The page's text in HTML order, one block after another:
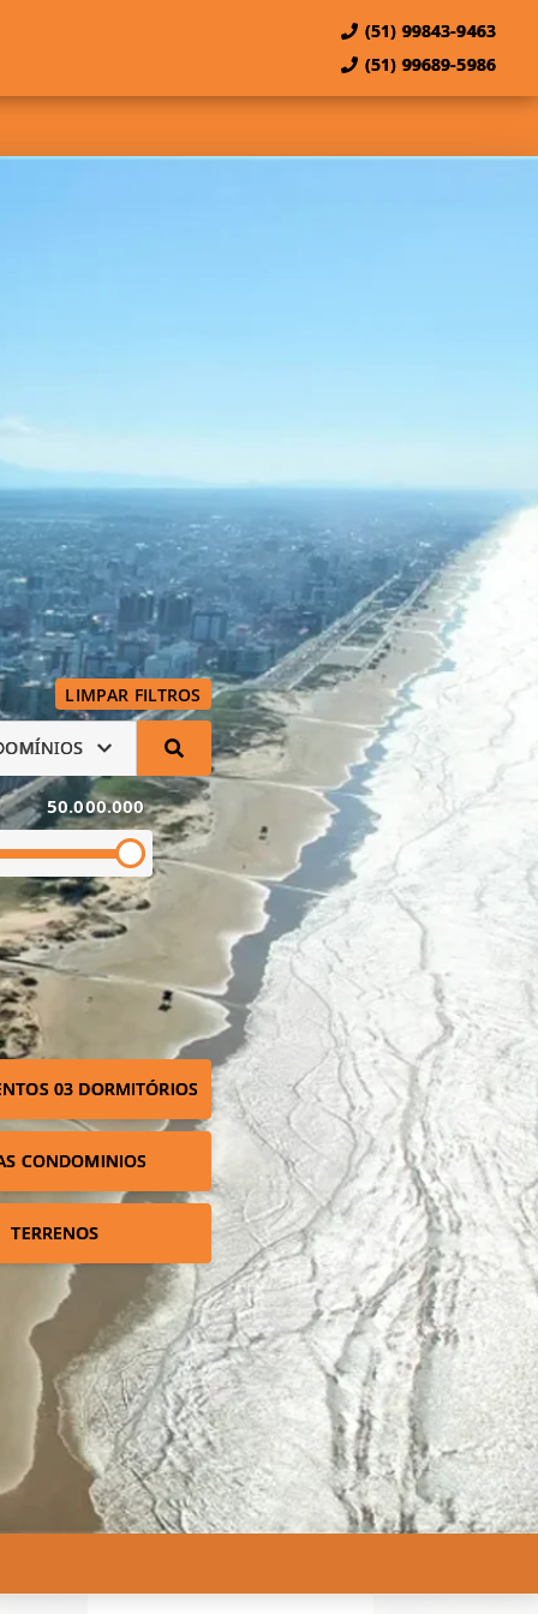
(51) 99843-9463
(51) 99689-5986
LIMPAR FILTROS
50.000.000
03 DORMITÓRIOS
CONDOMINIOS
TERRENOS